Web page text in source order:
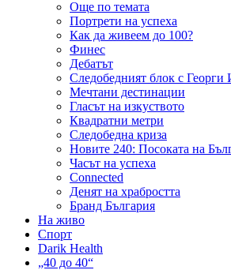
Още по темата
Портрети на успеха
Как да живеем до 100?
Финес
Дебатът
Следобедният блок с Георги
Мечтани дестинации
Гласът на изкуството
Квадратни метри
Следобедна криза
Новите 240: Посоката на
Часът на успеха
Connected
Денят на храбростта
Бранд България
На живо
Спорт
Darik Health
„40 до 40“